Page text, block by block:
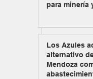
para minería
Los Azules
alternativo
Mendoza